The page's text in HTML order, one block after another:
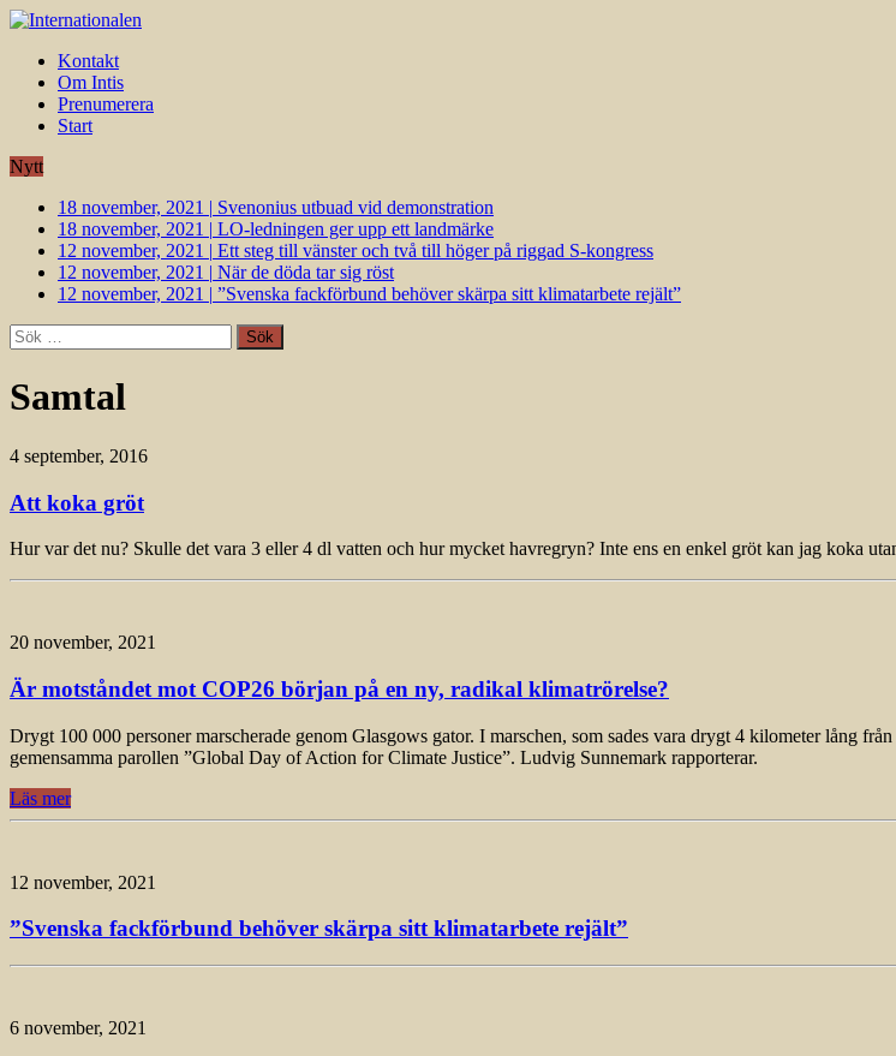
Kontakt
Om Intis
Prenumerera
Start
Nytt
18 november, 2021 | Svenonius utbuad vid demonstration
18 november, 2021 | LO-ledningen ger upp ett landmärke
12 november, 2021 | Ett steg till vänster och två till höger på riggad S-kongress
12 november, 2021 | När de döda tar sig röst
12 november, 2021 | ”Svenska fackförbund behöver skärpa sitt klimatarbete rejält”
Sök
efter:
Samtal
4 september, 2016
Att koka gröt
Hur var det nu? Skulle det vara 3 eller 4 dl vatten och hur mycket havregryn? Inte ens en enkel gröt kan jag koka
20 november, 2021
Är motståndet mot COP26 början på en ny, radikal klimatrörelse?
Drygt 100 000 personer marscherade genom Glasgows gator. I marschen, som sades vara drygt 4 kilometer lång
gemensamma parollen ”Global Day of Action for Climate Justice”. Ludvig Sunnemark rapporterar.
Läs mer
12 november, 2021
”Svenska fackförbund behöver skärpa sitt klimatarbete rejält”
6 november, 2021